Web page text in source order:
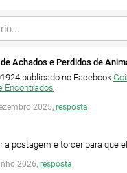
Achados e Perdidos de
publicado no Facebook
Encontrados
2025, resposta
a postagem e torcer para que
2026, resposta